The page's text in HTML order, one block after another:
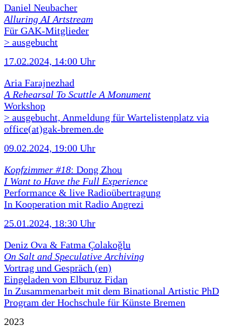
Daniel Neubacher
Alluring AI Artstream
Für GAK-Mitglieder
> ausgebucht
17.02.2024, 14:00 Uhr
Aria Farajnezhad
A Rehearsal To Scuttle A Monument
Workshop
> ausgebucht, Anmeldung für Wartelistenplatz via
office(at)gak-bremen.de
09.02.2024, 19:00 Uhr
Kopfzimmer #18: Dong Zhou
I Want to Have the Full Experience
Performance & live Radioübertragung
In Kooperation mit Radio Angrezi
25.01.2024, 18:30 Uhr
Deniz Ova & Fatma Çolakoğlu
On Salt and Speculative Archiving
Vortrag und Gespräch (en)
Eingeladen von Elburuz Fidan
In Zusammenarbeit mit dem Binational Artistic PhD
Program der Hochschule für Künste Bremen
2023